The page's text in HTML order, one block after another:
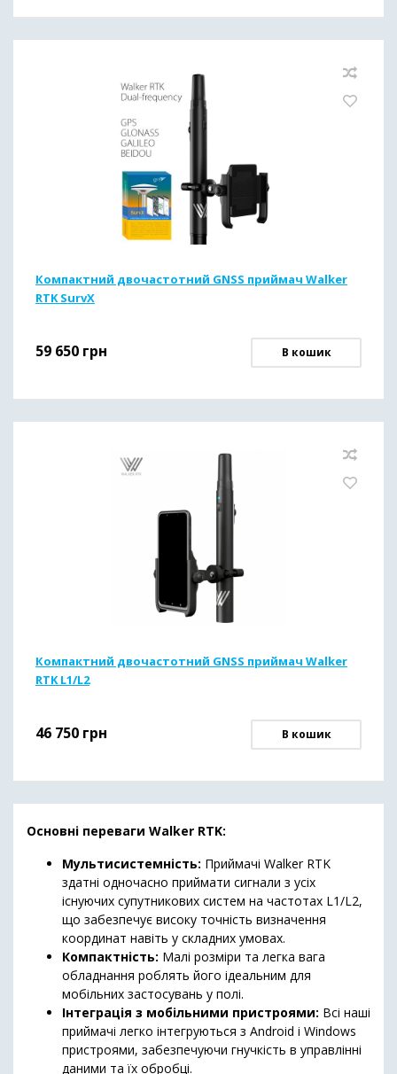
Компактний двочастотний GNSS приймач Walker
RTK SurvX
59 650 грн В кошик
Компактний двочастотний GNSS приймач Walker
RTK L1/L2
46 750 грн В кошик
Основні переваги Walker RTK:
Мультисистемність: Приймачі Walker RTK
здатні одночасно приймати сигнали з усіх
існуючих супутникових систем на частотах L1/L2,
що забезпечує високу точність визначення
координат навіть у складних умовах.
Компактність: Малі розміри та легка вага
обладнання роблять його ідеальним для
мобільних застосувань у полі.
Інтеграція з мобільними пристроями: Всі наші
приймачі легко інтегруються з Android і Windows
пристроями, забезпечуючи гнучкість в управлінні
даними та їх обробці.